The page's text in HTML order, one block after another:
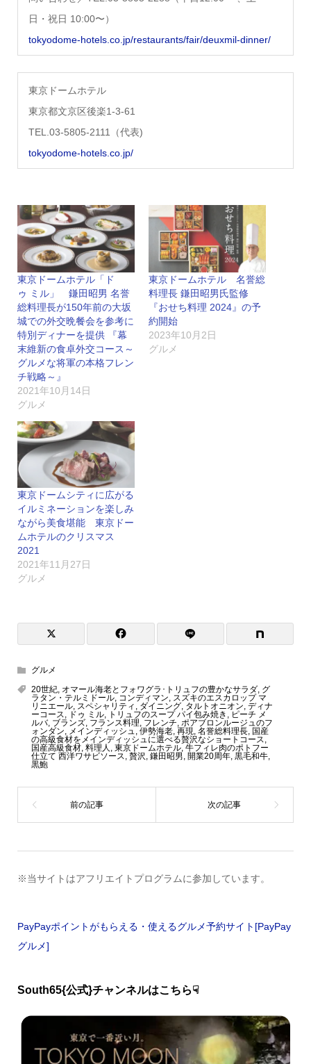
日・祝日 10:00〜）
tokyodome-hotels.co.jp/restaurants/fair/deuxmil-dinner/
東京ドームホテル
東京都文京区後楽1-3-61
TEL.03-5805-2111（代表)
tokyodome-hotels.co.jp/
東京ドームホテル「ド
ゥ ミル」 鎌田昭男 名誉
総料理長が150年前の大坂
城での外交晩餐会を参考に
特別ディナーを提供 『幕
末維新の食卓外交コース～
グルメな将軍の本格フレン
チ戦略～』
2021年10月14日
グルメ
東京ドームホテル 名誉総
料理長 鎌田昭男氏監修
『おせち料理 2024』の予
約開始
2023年10月2日
グルメ
東京ドームシティに広がる
イルミネーションを楽しみ
ながら美食堪能 東京ドー
ムホテルのクリスマス
2021
2021年11月27日
グルメ
グルメ
20世紀, オマール海老とフォワグラ･トリュフの豊かなサラダ, グ
ラタン・テルミドール, コンディマン, スズキのエスカロップ マ
リニエール, スペシャリティ , ダイニング, タルトオニオン, ディナ
ーコース, ドゥ ミル, トリュフのスープ パイ包み焼き , ピーチ メ
ルバ, ブランズ, フランス料理, フレンチ, ポアブロンルージュのフ
ォンダン, メインディッシュ, 伊勢海老, 再現, 名誉総料理長, 国産
の高級食材をメインディッシュに選べる贅沢なショートコース,
国産高級食材, 料理人 , 東京ドームホテル, 牛フィレ肉のポトフー
仕立て 西洋ワサビソース, 贅沢, 鎌田昭男, 開業20周年, 黒毛和牛,
黒鮑
※当サイトはアフリエイトプログラムに参加しています。
PayPayポイントがもらえる・使えるグルメ予約サイト[PayPay
グルメ]
South65{公式}チャンネルはこちら☟